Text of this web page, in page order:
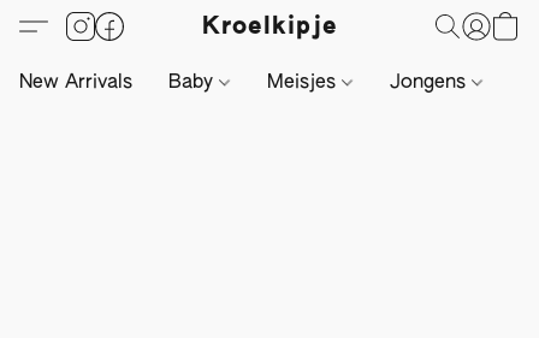
Kroelkipje
New Arrivals Baby Meisjes Jongens